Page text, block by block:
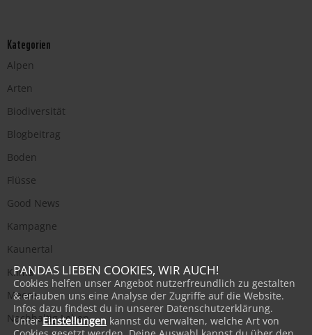
Kategorien
Alpen
Arten
Biodiversität
Blogbeitrag
Boden
Flüsse
Good News
Kampagne
Kaunertal
Klima
Meere
Nachhaltig Leben
PANDAS LIEBEN COOKIES, WIR AUCH!
Cookies helfen unser Angebot nutzerfreundlich zu gestalten
& erlauben uns eine Analyse der Zugriffe auf die Website.
Infos dazu findest du in unserer Datenschutzerklärung.
UnterEinstellungen kannst du verwalten, welche Art von